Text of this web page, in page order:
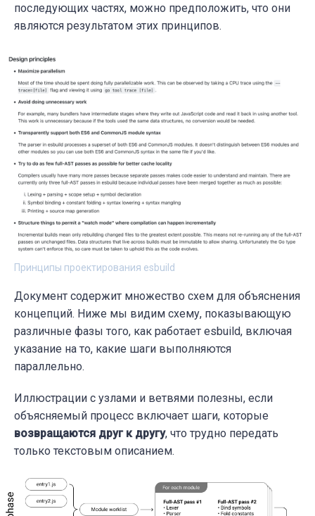
последующих частях, можно предположить, что они
являются результатом этих принципов.
Принципы проектирования esbuild
Документ содержит множество схем для объяснения
концепций. Ниже мы видим схему, показывающую
различные фазы того, как работает esbuild, включая
указание на то, какие шаги выполняются
параллельно.
Иллюстрации с узлами и ветвями полезны, если
объясняемый процесс включает шаги, которые
возвращаются друг к другу, что трудно передать
только текстовым описанием.